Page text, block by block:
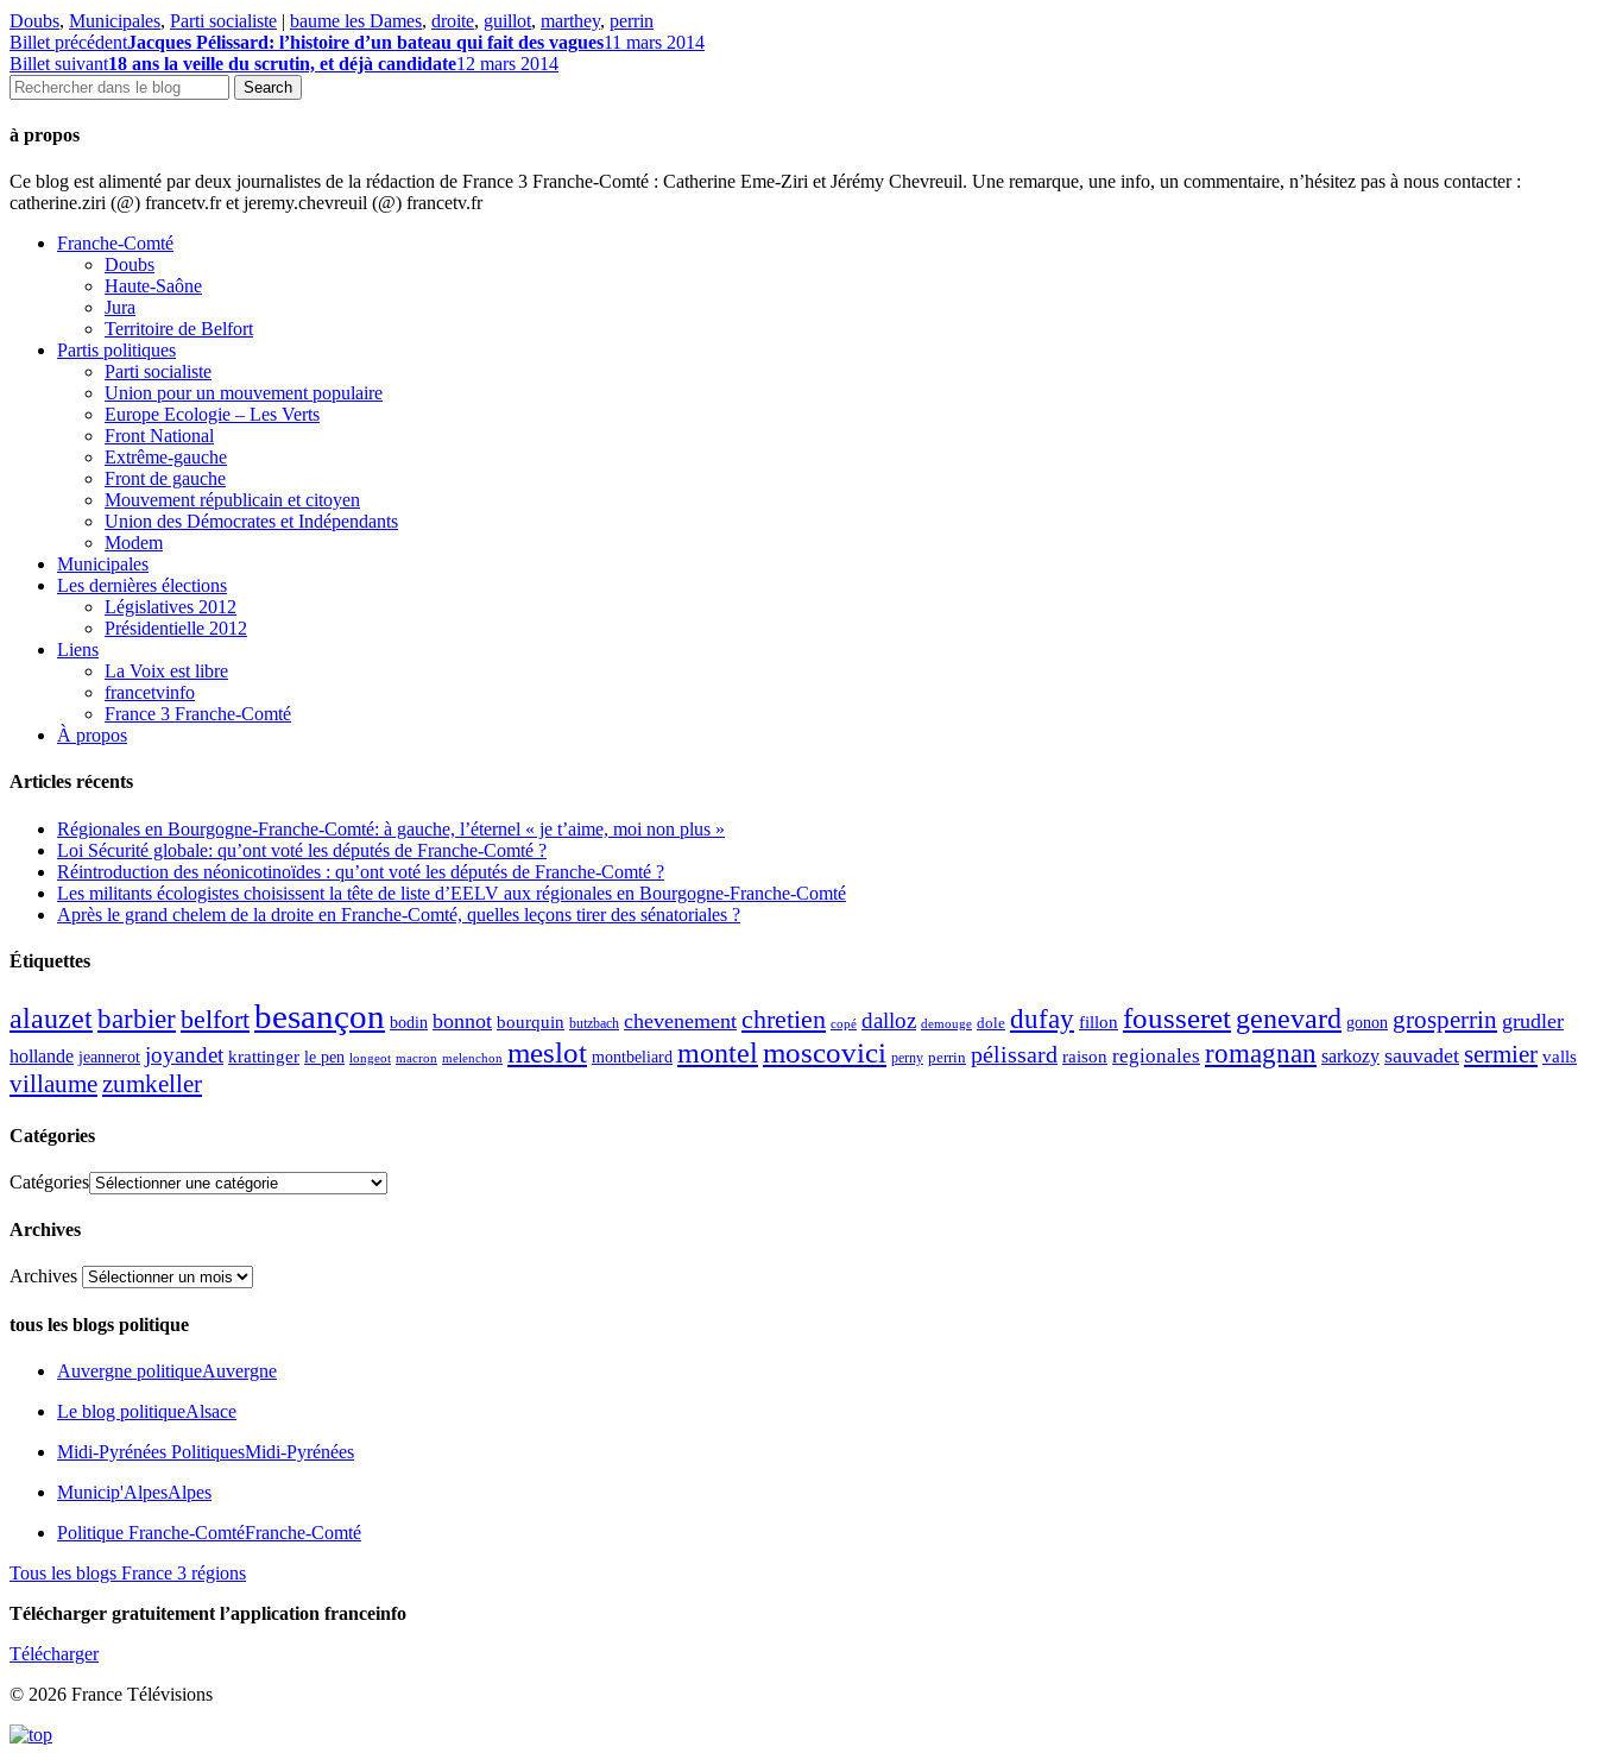
Doubs, Municipales, Parti socialiste | baume les Dames, droite, guillot, marthey, perrin
Billet précédentJacques Pélissard: l’histoire d’un bateau qui fait des vagues11 mars 2014
Billet suivant18 ans la veille du scrutin, et déjà candidate12 mars 2014
à propos
Ce blog est alimenté par deux journalistes de la rédaction de France 3 Franche-Comté : Catherine Eme-Ziri et Jérémy Chevreuil. Une remarque, une info, un commentaire, n’hésitez pas à nous contacter :
catherine.ziri (@) francetv.fr et jeremy.chevreuil (@) francetv.fr
Franche-Comté
Doubs
Haute-Saône
Jura
Territoire de Belfort
Partis politiques
Parti socialiste
Union pour un mouvement populaire
Europe Ecologie – Les Verts
Front National
Extrême-gauche
Front de gauche
Mouvement républicain et citoyen
Union des Démocrates et Indépendants
Modem
Municipales
Les dernières élections
Législatives 2012
Présidentielle 2012
Liens
La Voix est libre
francetvinfo
France 3 Franche-Comté
À propos
Articles récents
Régionales en Bourgogne-Franche-Comté: à gauche, l’éternel « je t’aime, moi non plus »
Loi Sécurité globale: qu’ont voté les députés de Franche-Comté ?
Réintroduction des néonicotinoïdes : qu’ont voté les députés de Franche-Comté ?
Les militants écologistes choisissent la tête de liste d’EELV aux régionales en Bourgogne-Franche-Comté
Après le grand chelem de la droite en Franche-Comté, quelles leçons tirer des sénatoriales ?
Étiquettes
alauzetbarbierbelfortbesançon bodin bonnot bourquin butzbach chevenement chretien copé dalloz demouge dole dufay fillon fousseretgenevard gonon grosperrin grudler
hollande jeannerot joyandet krattinger le pen longeot macron melenchon meslot montbeliard montelmoscovici perny perrin pélissard raison regionales romagnan sarkozy sauvadet sermier valls
villaumezumkeller
Catégories
Catégories
Archives
Archives
tous les blogs politique
Auvergne politiqueAuvergne
Le blog politiqueAlsace
Midi-Pyrénées PolitiquesMidi-Pyrénées
Municip'AlpesAlpes
Politique Franche-ComtéFranche-Comté
Tous les blogs France 3 régions
Télécharger gratuitement l’application franceinfo
Télécharger
© 2026 France Télévisions